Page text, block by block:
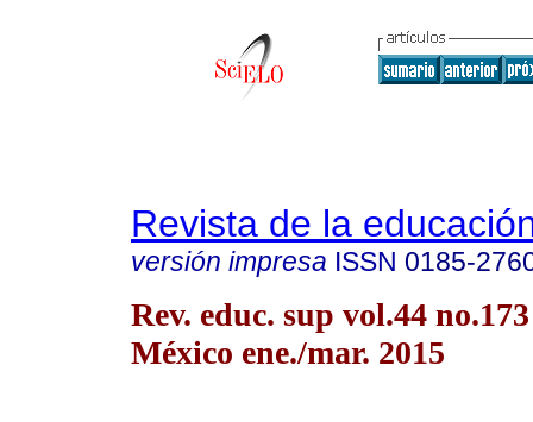
Revista de la
versión impresa ISSN 0185-
Rev. educ. sup vol.44
México ene./mar. 2015